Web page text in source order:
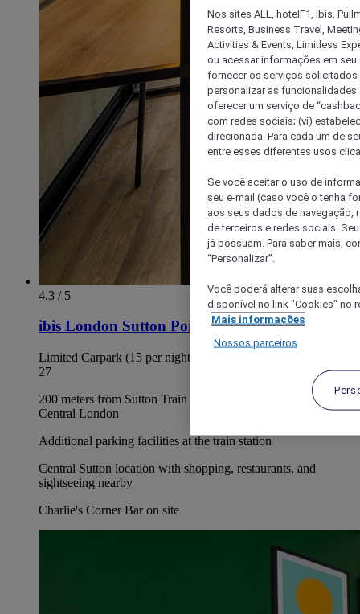
4.3 / 5
ibis London Sutton Point
Limited Carpark (15 per night), Parking bays between 12 to
27
200 meters from Sutton Train Station with 30 minutes links to
Central London
Additional parking facilities at the train station
Central Sutton location with shopping, restaurants, and
sightseeing nearby
Charlie's Corner Bar on site
Nos sites ALL, hotelF1, ibis,
Resorts, Business Travel,
Activities & Events, Limitless
ou acessar informações em
fornecer os serviços solicitados
personalizar as
oferecer um serviço de
com redes sociais; (vi)
direcionada. Para cada um de
entre esses diferentes usos
Se você aceitar o uso de
seu e-mail (caso você o tenha
aos seus dados de navegação,
de terceiros e redes sociais.
já possuam. Para saber mais,
“Personalizar”.
Você poderá alterar suas
disponível no link "Cookies" no
Mais informações
Nossos parceiros